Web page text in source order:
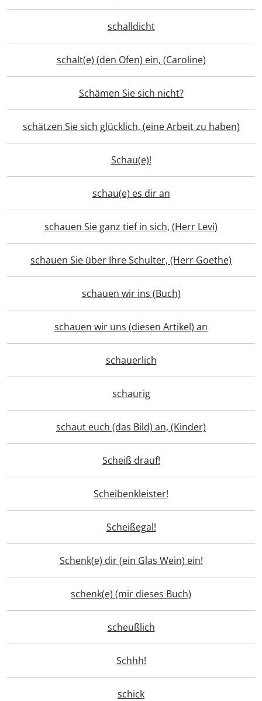
schalldicht
schalt(e) (den Ofen) ein, (Caroline)
Schämen Sie sich nicht?
schätzen Sie sich glücklich, (eine Arbeit zu haben)
Schau(e)!
schau(e) es dir an
schauen Sie ganz tief in sich, (Herr Levi)
schauen Sie über Ihre Schulter, (Herr Goethe)
schauen wir ins (Buch)
schauen wir uns (diesen Artikel) an
schauerlich
schaurig
schaut euch (das Bild) an, (Kinder)
Scheiß drauf!
Scheibenkleister!
Scheißegal!
Schenk(e) dir (ein Glas Wein) ein!
schenk(e) (mir dieses Buch)
scheußlich
Schhh!
schick